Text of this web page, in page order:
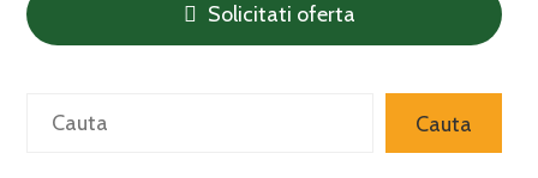
Solicitati oferta
Search Cauta